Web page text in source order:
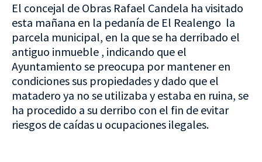
El concejal de Obras Rafael Candela ha visitado
esta mañana en la pedanía de El Realengo la
parcela municipal, en la que se ha derribado el
antiguo inmueble , indicando que el
Ayuntamiento se preocupa por mantener en
condiciones sus propiedades y dado que el
matadero ya no se utilizaba y estaba en ruina, se
ha procedido a su derribo con el fin de evitar
riesgos de caídas u ocupaciones ilegales.